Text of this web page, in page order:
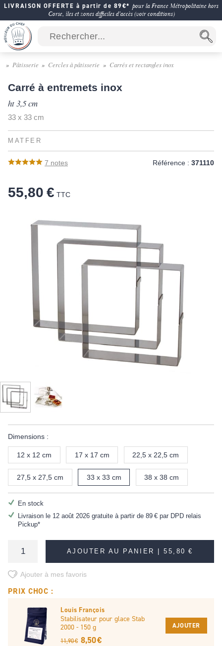
LIVRAISON OFFERTE à partir de 89€* pour la France Métropolitaine hors
Corse, îles et zones difficiles d'accès (voir conditions)
Pâtisserie Cercles à pâtisserie Carrés et rectangles inox
Carré à entremets inox
ht 3,5 cm
33 x 33 cm
MATFER
7 notes Référence : 371110
55,80 € TTC
Dimensions :
12 x 12 cm 17 x 17 cm 22,5 x 22,5 cm
27,5 x 27,5 cm 33 x 33 cm 38 x 38 cm
En stock
Livraison le 12 août 2026 gratuite à partir de 89 €par DPD relais
Pickup*
AJOUTER AU PANIER |55,80 €
Ajouter à mes favoris
PRIX CHOC :
Louis François
Stabilisateur pour glace Stab
2000 - 150 g
11,90 € 8,50 €
AJOUTER